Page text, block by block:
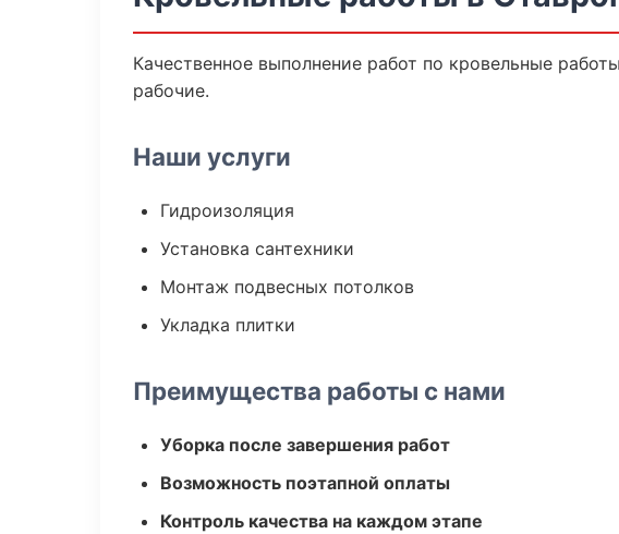
Качественное выполнение работ по кровельные
рабочие.
Наши услуги
Гидроизоляция
Установка сантехники
Монтаж подвесных потолков
Укладка плитки
Преимущества работы с нами
Уборка после завершения работ
Возможность поэтапной оплаты
Контроль качества на каждом этапе